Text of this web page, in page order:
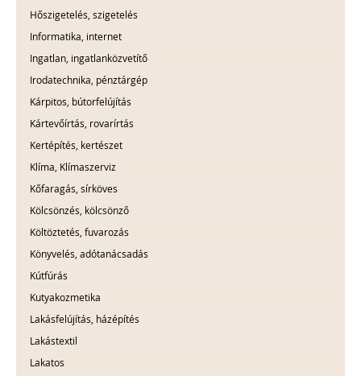
Hőszigetelés, szigetelés
Informatika, internet
Ingatlan, ingatlanközvetítő
Irodatechnika, pénztárgép
Kárpitos, bútorfelújítás
Kártevőírtás, rovarírtás
Kertépítés, kertészet
Klíma, Klímaszerviz
Kőfaragás, sírköves
Kölcsönzés, kölcsönző
Költöztetés, fuvarozás
Könyvelés, adótanácsadás
Kútfúrás
Kutyakozmetika
Lakásfelújítás, házépítés
Lakástextil
Lakatos